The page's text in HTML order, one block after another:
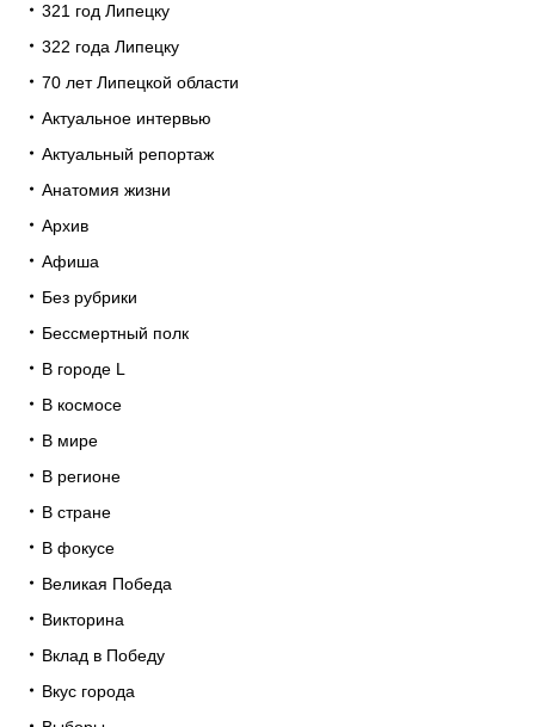
321 год Липецку
322 года Липецку
70 лет Липецкой области
Актуальное интервью
Актуальный репортаж
Анатомия жизни
Архив
Афиша
Без рубрики
Бессмертный полк
В городе L
В космосе
В мире
В регионе
В стране
В фокусе
Великая Победа
Викторина
Вклад в Победу
Вкус города